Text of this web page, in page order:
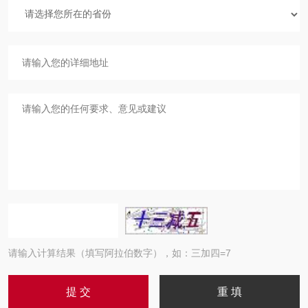
请输入计算结果（填写阿拉伯数字），如：三加四=7